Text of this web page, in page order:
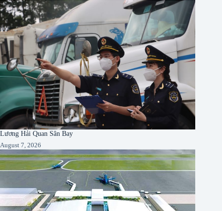
Lương Hải Quan Sân Bay
August 7, 2026